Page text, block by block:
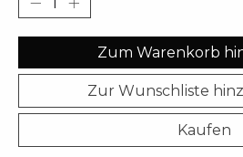
Zum Warenkorb
Zur Wunschliste
Kaufen